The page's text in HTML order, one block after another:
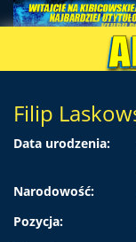
Filip
Data urodzenia:
Narodowość:
Pozycja: